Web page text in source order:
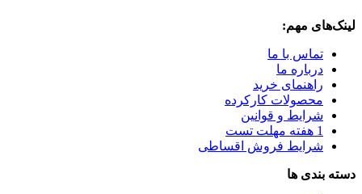
لینک‌های مهم:
تماس با ما
درباره ما
راهنمای خرید
محصولات کارکرده
شرایط و قوانین
1 هفته مهلت تست
شرایط فروش اقساطی
دسته بندی ها